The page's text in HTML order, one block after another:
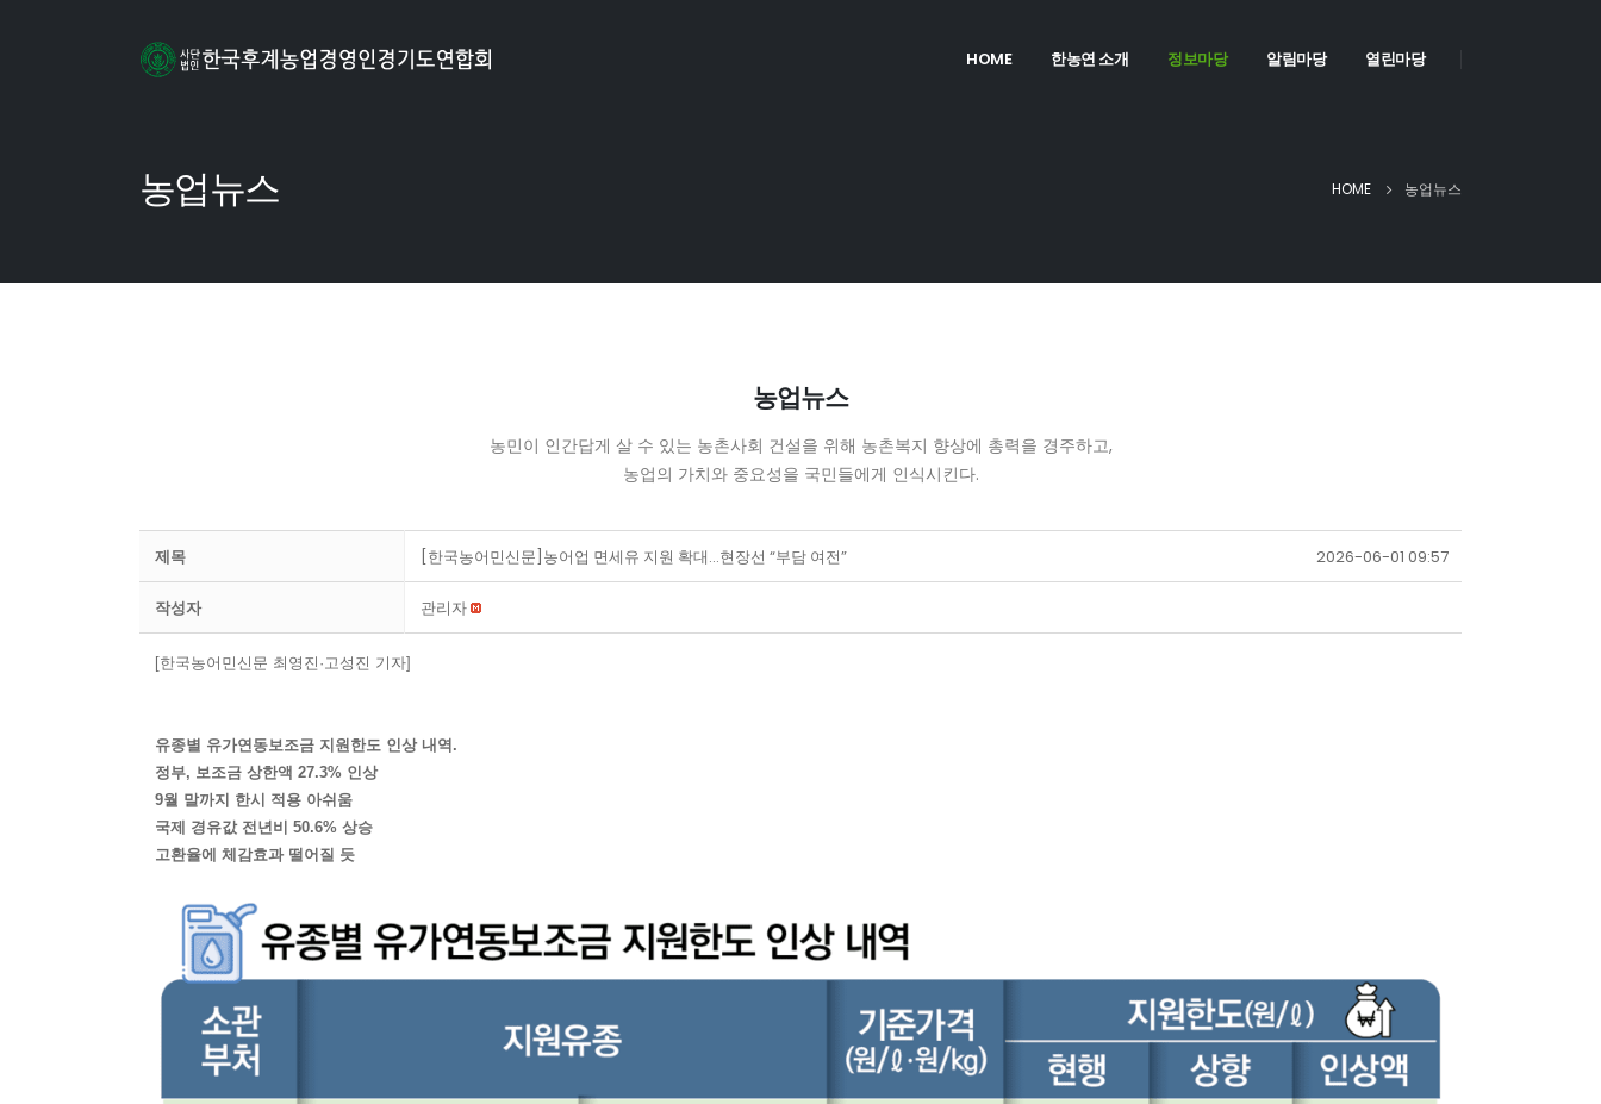
HOME 한농연 소개 정보마당 알림마당 열린마당
농업뉴스 HOME 농업뉴스
농업뉴스
농민이 인간답게 살 수 있는 농촌사회 건설을 위해 농촌복지 향상에 총력을 경주하고,
농업의 가치와 중요성을 국민들에게 인식시킨다.
제목 [한국농어민신문]농어업 면세유 지원 확대…현장선 “부담 여전” 2026-06-01 09:57
작성자 관리자
[한국농어민신문 최영진·고성진 기자]
유종별 유가연동보조금 지원한도 인상 내역.
정부, 보조금 상한액 27.3% 인상
9월 말까지 한시 적용 아쉬움
국제 경유값 전년비 50.6% 상승
고환율에 체감효과 떨어질 듯